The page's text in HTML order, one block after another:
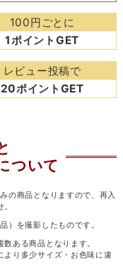
100円ごとに
1ポイントGET
レビュー投稿で
20ポイントGET
ついて
の商品となりますので、再入
）を撮影したものです。
ある商品となります。
より多少サイズ・お色味に違